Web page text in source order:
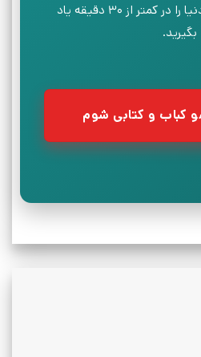
اصلی کتاب‌های مهم دنیا را در کمتر از ۳۰ دقیقه یاد
بگیرید.
کباب و کتابی شوم